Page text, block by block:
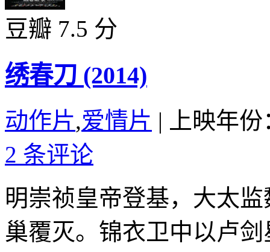
豆瓣 7.5 分
绣春刀 (2014)
动作片,爱情片 |
上映年
2 条评论
明崇祯皇帝登基，大太
巢覆灭。锦衣卫中以卢